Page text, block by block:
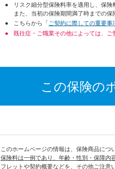
リスク細分型保険料率を適用し、保
また、当初の保険期間満了時までの保
こちらから「 ご契約に際しての重要事
既往症・ご職業その他によっては、
この保険の
このホームページの情報は、保険商品に
保険料は一例であり、年齢・性別・保障内
フレットや契約概要などを、その他ご注意